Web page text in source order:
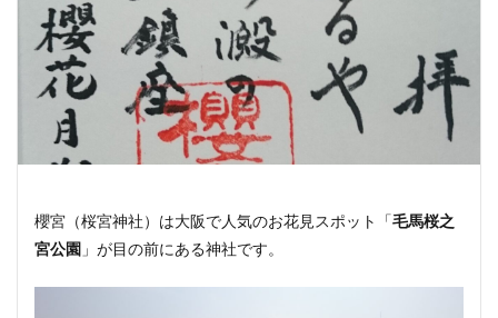
櫻宮（桜宮神社）は大阪で人気のお花見スポット「 毛馬桜之
宮公園 」が目の前にある神社です。